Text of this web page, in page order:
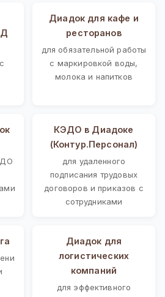
Диадок для кафе и
ресторанов
для обязательной работы
с маркировкой воды,
молока и напитков
КЭДО в Диадоке
(Контур.Персонал)
для удаленного
подписания трудовых
договоров и приказов с
сотрудниками
Диадок для
логистических
компаний
для эффективного